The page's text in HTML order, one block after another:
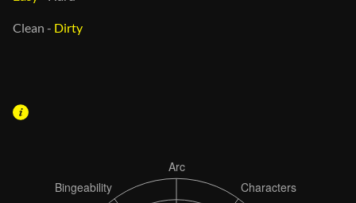
Clean - Dirty